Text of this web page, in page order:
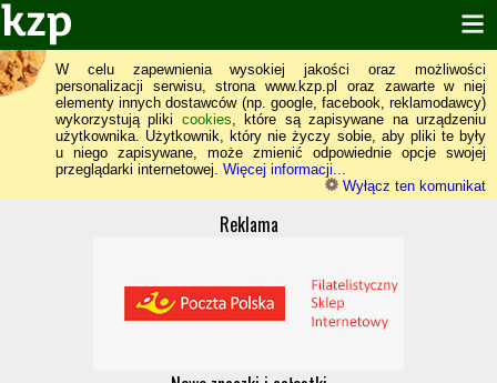
W celu zapewnienia wysokiej jakości oraz możliwości
personalizacji serwisu, strona www.kzp.pl oraz zawarte w niej
elementy innych dostawców (np. google, facebook, reklamodawcy)
wykorzystują pliki cookies, które są zapisywane na urządzeniu
użytkownika. Użytkownik, który nie życzy sobie, aby pliki te były
u niego zapisywane, może zmienić odpowiednie opcje swojej
przeglądarki internetowej. Więcej informacji...
Wyłącz ten komunikat
Reklama